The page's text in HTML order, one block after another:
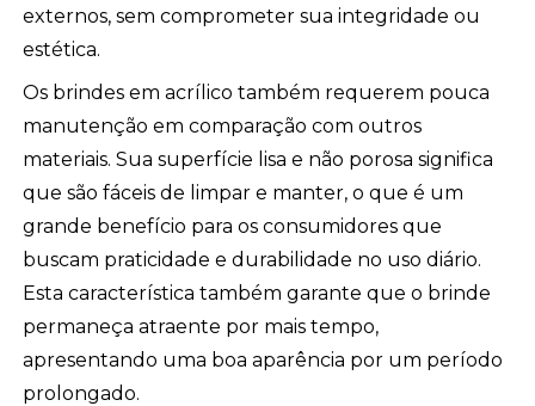
externos, sem comprometer sua integridade ou
estética.
Os brindes em acrílico também requerem pouca
manutenção em comparação com outros
materiais. Sua superfície lisa e não porosa significa
que são fáceis de limpar e manter, o que é um
grande benefício para os consumidores que
buscam praticidade e durabilidade no uso diário.
Esta característica também garante que o brinde
permaneça atraente por mais tempo,
apresentando uma boa aparência por um período
prolongado.